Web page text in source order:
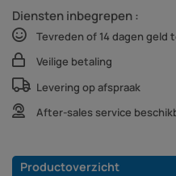
Diensten inbegrepen :
Tevreden of 14 dagen geld
Veilige betaling
Levering op afspraak
After-sales service
Productoverzicht